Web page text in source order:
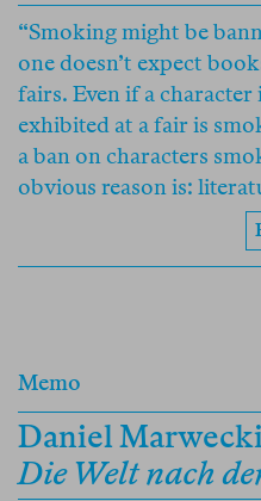
“Smoking might be
one doesn’t expect
fairs. Even if a
exhibited at a fair is
a ban on characters
obvious reason is:
Memo
Daniel
Die Welt nach